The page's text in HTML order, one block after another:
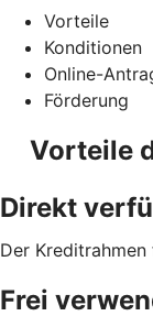
Vorteile
Konditionen
Online-
Förderung
Vorteile
Direkt
Der
Frei